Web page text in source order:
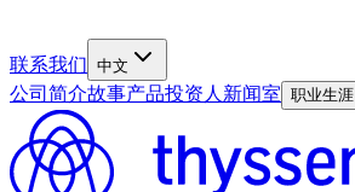
联系我们 中文
公司简介故事产品投资人 新闻室 职业生涯